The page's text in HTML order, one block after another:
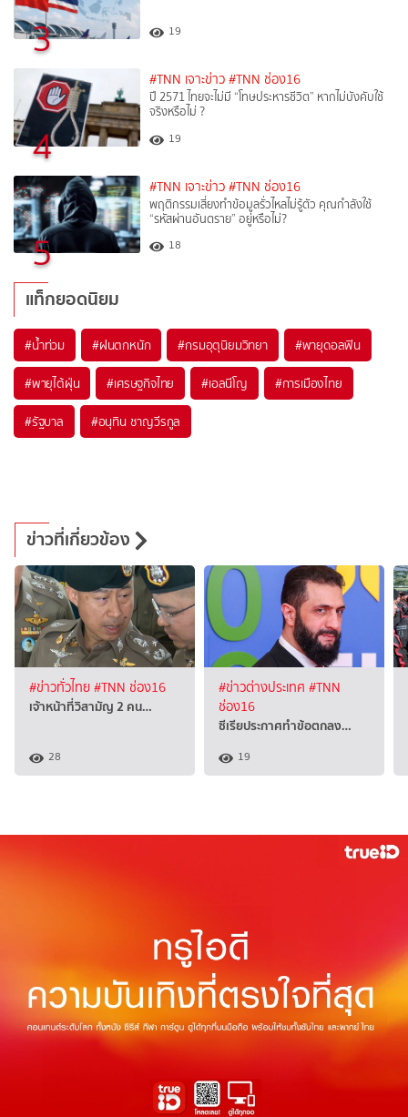
3 19
4
#TNN เจาะข่าว #TNN ช่อง16
ปี 2571 ไทยจะไม่มี “โทษประหารชีวิต” หากไม่บังคับใช้
จริงหรือไม่ ?​
19
5
#TNN เจาะข่าว #TNN ช่อง16
พฤติกรรมเสี่ยงทำข้อมูลรั่วไหลไม่รู้ตัว คุณกำลังใช้
“รหัสผ่านอันตราย” อยู่หรือไม่?
18
แท็กยอดนิยม
#น้ำท่วม #ฝนตกหนัก #กรมอุตุนิยมวิทยา #พายุดอลฟิน
#พายุไต้ฝุ่น #เศรษฐกิจไทย #เอลนีโญ #การเมืองไทย
#รัฐบาล #อนุทิน ชาญวีรกูล
ข่าวที่เกี่ยวข้อง
#ข่าวทั่วไทย#TNN ช่อง16
เจ้าหน้าที่วิสามัญ 2 คน…
28
#ข่าวต่างประเทศ #TNN
ช่อง16
ซีเรียประกาศทำข้อตกลง…
19